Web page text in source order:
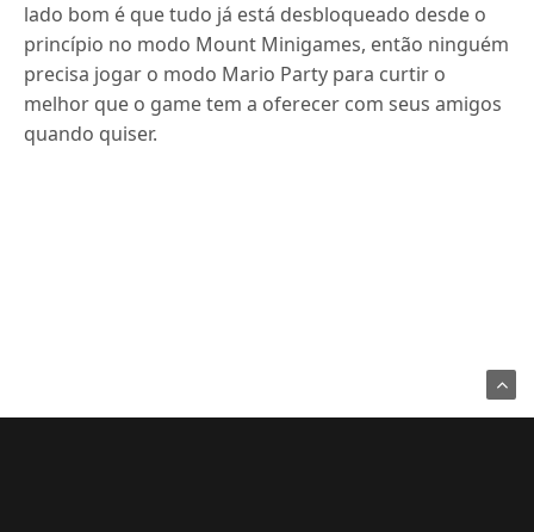
lado bom é que tudo já está desbloqueado desde o
princípio no modo Mount Minigames, então ninguém
precisa jogar o modo Mario Party para curtir o
melhor que o game tem a oferecer com seus amigos
quando quiser.